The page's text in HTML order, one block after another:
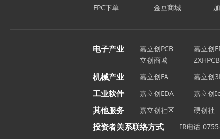
FPC下单
金豆商城
电子产业 嘉立创PCB
嘉立创
立创商城
ZXHPCB
机械产业 嘉立创FA 嘉立创
工业软件 嘉立创EDA 嘉立创
其他服务 嘉立创社区 硬创社
投资者关系联络方式 IR电话